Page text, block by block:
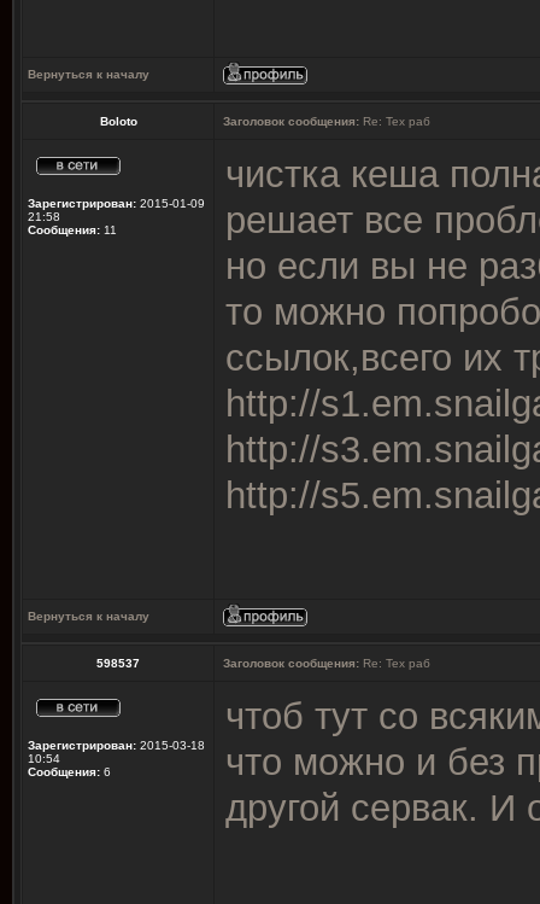
Вернуться к началу
Boloto Заголовок сообщения: Re: Тех раб
Зарегистрирован: 2015-01-09
21:58
Сообщения: 11
чистка кеша
решает все
но если вы не
то можно
ссылок,всего их
http://
http://
http://
Вернуться к началу
598537 Заголовок сообщения: Re: Тех раб
Зарегистрирован: 2015-03-18
10:54
Сообщения: 6
чтоб тут со
что можно и без
другой сервак. И